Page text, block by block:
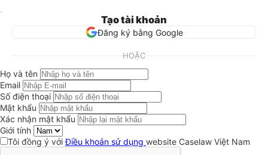
Tạo tài khoản
Đăng ký bằng Google
HOẶC
Họ và tên
Email
Số điện thoại
Mật khẩu
Xác nhận mật khẩu
Giới tính
Tôi đồng ý vớiĐiều khoản sử dụng website Caselaw Việt Nam